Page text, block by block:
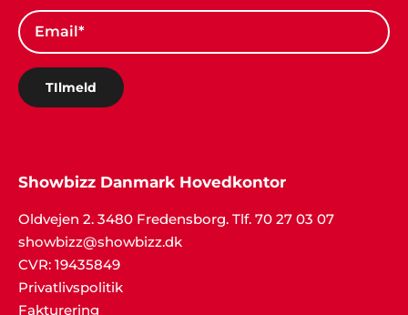
John Jensen, Herning
God og kyndig vejledning og hurtig booking".
"Vi er super tilfredse med den helt igennem
underholdningen til vores fest".
TIlmeld
Showbizz Danmark Hovedkontor
Oldvejen 2. 3480 Fredensborg. Tlf. 70 27 03 07
showbizz@showbizz.dk
CVR: 19435849
Privatlivspolitik
Fakturering